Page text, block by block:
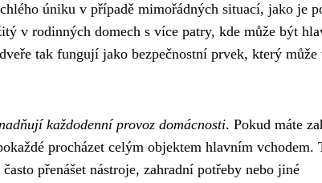
úniku v případě mimořádných situací, jako je
v rodinných domech s více patry, kde může být
tak fungují jako bezpečnostní prvek, který může
každodenní provoz domácnosti. Pokud máte
procházet celým objektem hlavním vchodem.
přenášet nástroje, zahradní potřeby nebo jiné